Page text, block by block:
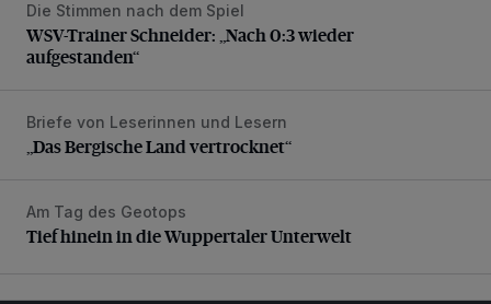
WSV-Trainer Schneider: „Nach 0:3 wieder aufgestanden“
Die Stimmen nach dem Spiel
WSV-Trainer Schneider: „Nach 0:3 wieder
aufgestanden“
„Das Bergische Land vertrocknet“
Briefe von Leserinnen und Lesern
„Das Bergische Land vertrocknet“
Tief hinein in die Wuppertaler Unterwelt
Am Tag des Geotops
Tief hinein in die Wuppertaler Unterwelt